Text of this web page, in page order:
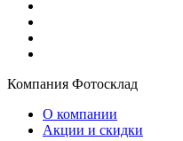
Компания Фотосклад
О компании
Акции и скидки